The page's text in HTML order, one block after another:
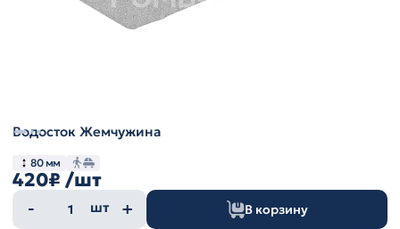
Водосток Жемчужина
80 мм
420₽ /шт
Количество
товара
шт В корзину